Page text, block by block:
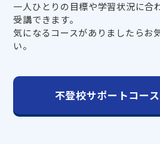
一人ひとりの目標や学習状況に合
受講できます。
気になるコースがありましたらお
い。
不登校サポートコー